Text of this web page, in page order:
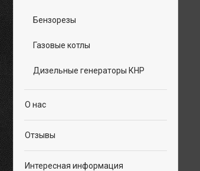
Бензорезы
Газовые котлы
Дизельные генераторы КНР
О нас
Отзывы
Интересная информация